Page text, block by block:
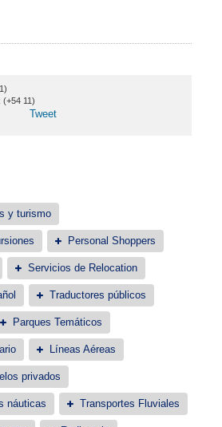
(+54 11)
Tweet
y turismo
Personal Shoppers
Servicios de Relocation
Traductores públicos
Parques Temáticos
Líneas Aéreas
privados
náuticas Transportes Fluviales